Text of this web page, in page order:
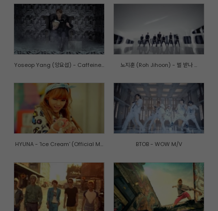
Yoseop Yang (양요섭) - Caffeine... 노지훈 (Roh Jihoon) - 벌 받나 ...
HYUNA - 'Ice Cream' (Official M... BTOB - WOW M/V